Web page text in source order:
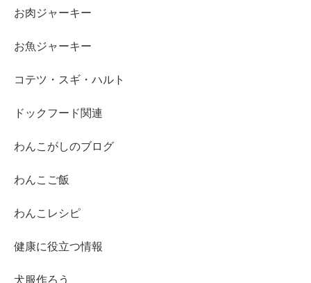
お肉ジャーキー
お魚ジャーキー
コテツ・スギ・ハルト
ドックフード関連
わんこがしのブログ
わんこご飯
わんこレシピ
健康に役立つ情報
犬服作ろう